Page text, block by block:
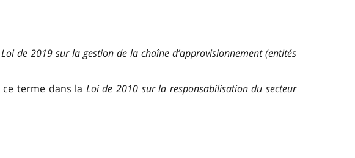
Loi de 2019 sur la gestion de la chaîne d’approvisionnement (entités
terme dans la Loi de 2010 sur la responsabilisation du secteur